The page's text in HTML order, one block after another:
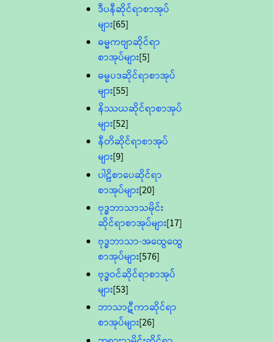
ဒီပနီဆိုင်ရာစာအုပ်
များ[65]
ဓမ္မကဗျာဆိုင်ရာ
စာအုပ်များ[5]
ဓမ္မပဒဆိုင်ရာစာအုပ်
များ[55]
နိဿယဆိုင်ရာစာအုပ်
များ[52]
နီတိဆိုင်ရာစာအုပ်
များ[9]
ပါဠိစာပေဆိုင်ရာ
စာအုပ်များ[20]
ဗုဒ္ဓဘာသာသမိုင်း
ဆိုင်ရာစာအုပ်များ[17]
ဗုဒ္ဓဘာသာ-အထွေထွေ
စာအုပ်များ[576]
ဗုဒ္ဓဝင်ဆိုင်ရာစာအုပ်
များ[53]
ဘာသာဋီကာဆိုင်ရာ
စာအုပ်များ[26]